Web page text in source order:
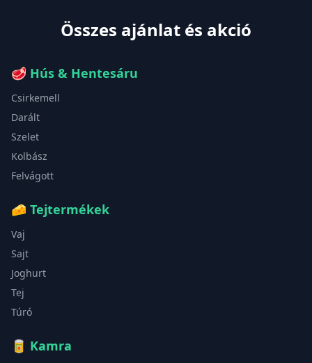
Összes ajánlat és akció
🥩 Hús & Hentesáru
Csirkemell
Darált
Szelet
Kolbász
Felvágott
🧀 Tejtermékek
Vaj
Sajt
Joghurt
Tej
Túró
🥫 Kamra